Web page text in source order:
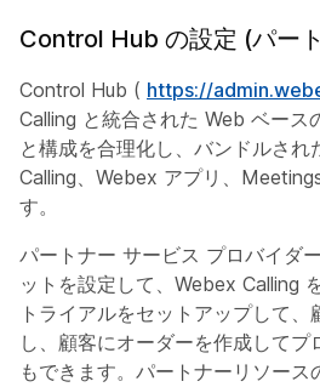
Control Hub の設定 (パー
Control Hub ( https://
Calling と統合された Web ベース
と構成を合理化し、バンドルさ
Calling、Webex アプリ、
す。
パートナー サービス プロバイダ
ットを設定して、Webex Calling
トライアルをセットアップして
し、顧客にオーダーを作成してプ
もできます。パートナーリソース